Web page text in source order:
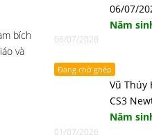
bích
và
06/07/
Năm
06/07/2026
Đang chờ ghép
Vũ Thúy
CS3
Năm
01/07/2026